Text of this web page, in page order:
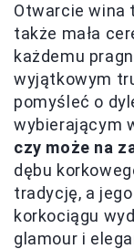
Otwarcie wina
także mała
każdemu
wyjątkowym
pomyśleć o
wybierającym
czy może na
dębu
tradycję, a
korkociągu
glamour i